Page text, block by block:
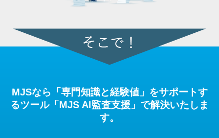
MJSなら「専門知識と経験値」をサポートす
るツール「MJS AI監査支援」で解決いたしま
す。